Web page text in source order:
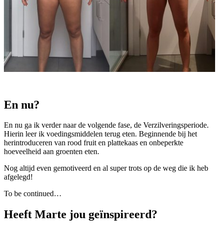
En nu?
En nu ga ik verder naar de volgende fase, de Verzilveringsperiode.
Hierin leer ik voedingsmiddelen terug eten. Beginnende bij het
herintroduceren van rood fruit en plattekaas en onbeperkte
hoeveelheid aan groenten eten.
Nog altijd even gemotiveerd en al super trots op de weg die ik heb
afgelegd!
To be continued…
Heeft Marte jou geïnspireerd?